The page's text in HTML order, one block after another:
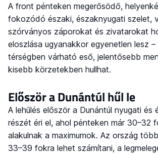
A front pénteken megerősödő,
fokozódó északi, északnyugati szelet,
szórványos záporokat és zivatarokat
eloszlása ugyanakkor egyenetlen lesz –
térségben várható eső, jelentősebb
kisebb körzetekben hullhat.
Először a Dunántúl hűl le
A lehűlés először a Dunántúl nyugati és
részét éri el, ahol pénteken már 30–32
alakulnak a maximumok. Az ország
33–39 fokra lehet számítani, a